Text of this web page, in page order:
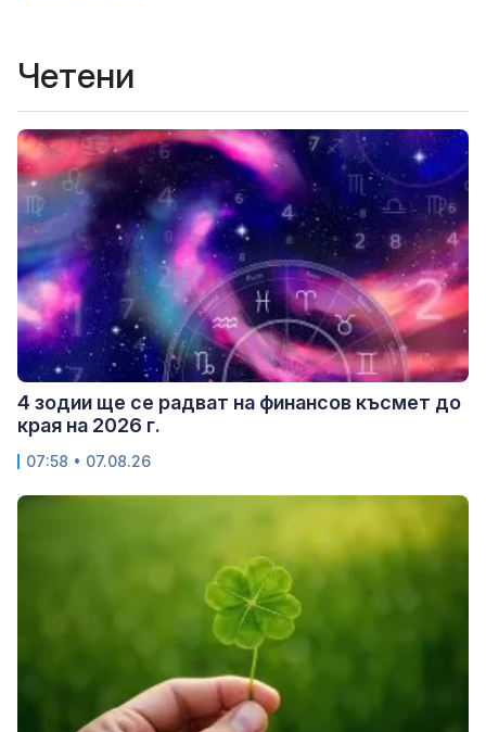
Четени
4 зодии ще се радват на финансов късмет до
края на 2026 г.
07:58 • 07.08.26